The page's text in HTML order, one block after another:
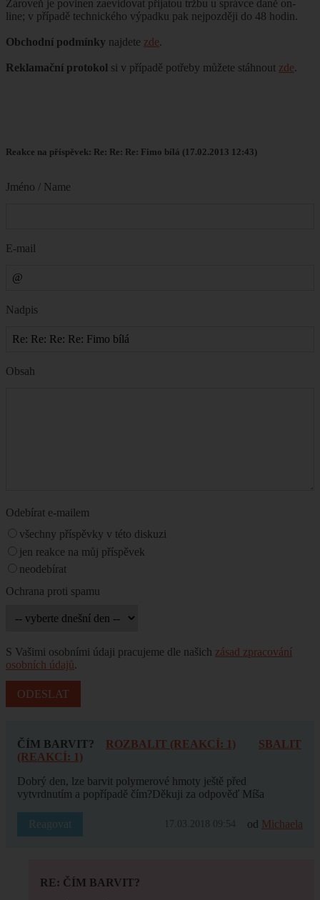
Zároveň je povinen zaevidovat přijatou tržbu u správce daně on-
line; v případě technického výpadku pak nejpozději do 48 hodin.
Obchodní podmínky najdete zde.
Reklamační protokol si v případě potřeby můžete stáhnout zde.
Reakce na příspěvek: Re: Re: Re: Fimo bílá (17.02.2013 12:43)
Jméno / Name
E-mail
Nadpis
Obsah
Odebírat e-mailem
všechny příspěvky v této diskuzi
jen reakce na můj příspěvek
neodebírat
Ochrana proti spamu
S Vašimi osobními údaji pracujeme dle našich zásad zpracování
osobních údajů.
ČÍM BARVIT? ROZBALIT (REAKCÍ: 1)
SBALIT
(REAKCÍ: 1)
Dobrý den, lze barvit polymerové hmoty ještě před
vytvrdnutím a popřípadě čím?Děkuji za odpověď Míša
Reagovat 17.03.2018 09:54 od Michaela
RE: ČÍM BARVIT?